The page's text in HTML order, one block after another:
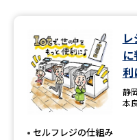
学問のミニ講義「夢ナビ講義」
学問の教科書
ユー
利
静
本
セルフレジの仕組み